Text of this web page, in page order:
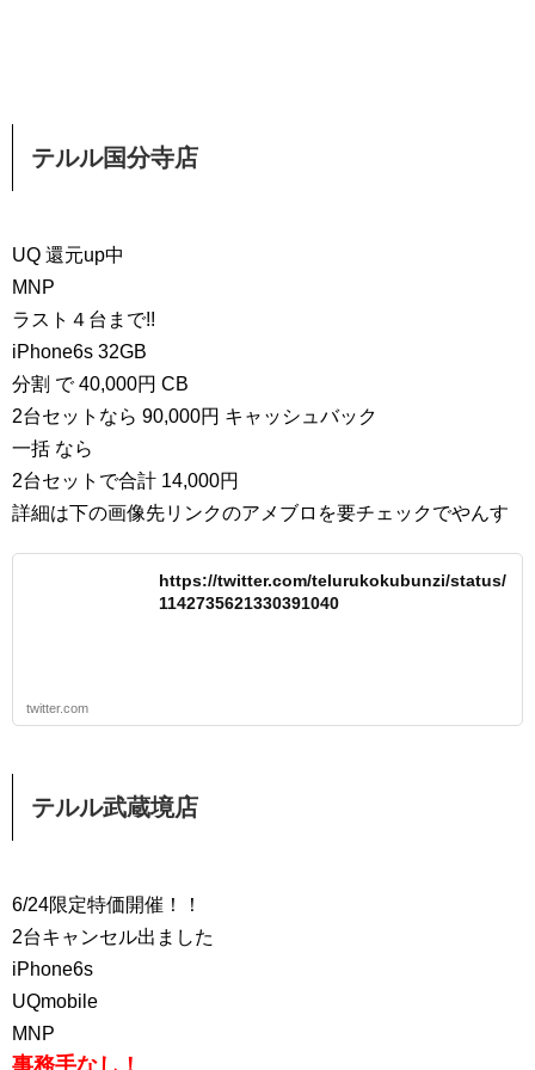
テルル国分寺店
UQ 還元up中
MNP
ラスト４台まで!!
iPhone6s 32GB
分割 で 40,000円 CB
2台セットなら 90,000円 キャッシュバック
一括 なら
2台セットで合計 14,000円
詳細は下の画像先リンクのアメブロを要チェックでやんす
https://twitter.com/telurukokubunzi/status/
1142735621330391040
twitter.com
テルル武蔵境店
6/24限定特価開催！！
2台キャンセル出ました
iPhone6s
UQmobile
MNP
事務手なし！